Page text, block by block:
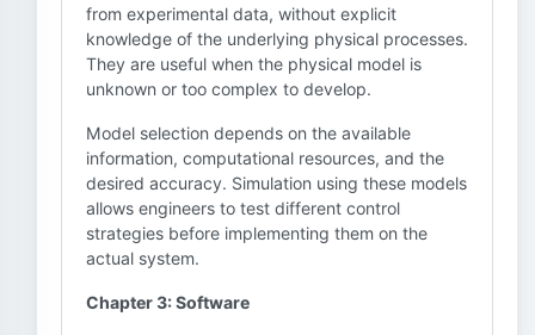
from experimental data, without explicit
knowledge of the underlying physical processes.
They are useful when the physical model is
unknown or too complex to develop.
Model selection depends on the available
information, computational resources, and the
desired accuracy. Simulation using these models
allows engineers to test different control
strategies before implementing them on the
actual system.
Chapter 3: Software